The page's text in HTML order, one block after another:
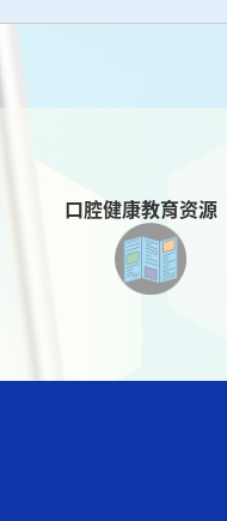
口腔健康教育资源